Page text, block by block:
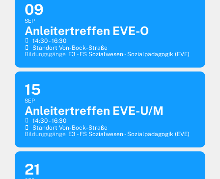
09
SEP
Anleitertreffen EVE-O
14:30 - 16:30
Standort Von-Bock-Straße
Bildungsgänge E3 - FS Sozialwesen - Sozialpädagogik (EVE)
15
SEP
Anleitertreffen EVE-U/M
14:30 - 16:30
Standort Von-Bock-Straße
Bildungsgänge E3 - FS Sozialwesen - Sozialpädagogik (EVE)
21